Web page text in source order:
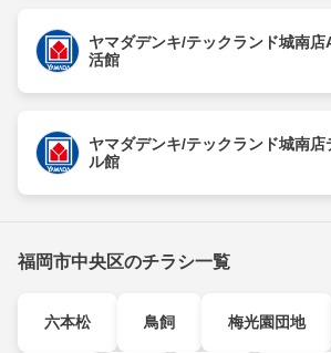
ヤマダデンキ/テックランド城南店
活館
ヤマダデンキ/テックランド城南店
ル館
福岡市中央区のチラシ一覧
六本松 鳥飼 梅光園団地